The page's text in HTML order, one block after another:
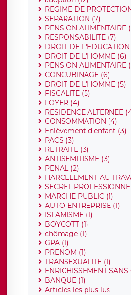
REGIME DE
SEPARATION (7)
PENSION ALIMENTAIRE
RESPONSABILITE (7)
DROIT DE L'EDUCATION
DROIT DE L'HOMME (6)
PENSION ALIMENTAIRE
CONCUBINAGE (6)
DROIT DE L'HOMME (5)
FISCALITE (5)
LOYER (4)
RESIDENCE ALTERNEE
CONSOMMATION (4)
Enlèvement d'enfant (3)
PACS (3)
RETRAITE (3)
ANTISEMITISME (3)
PENAL (2)
HARCELEMENT AU
SECRET
MARCHE PUBLIC (1)
AUTO-ENTREPRISE (1)
ISLAMISME (1)
BOYCOTT (1)
chômage (1)
GPA (1)
PRENOM (1)
TRANSEXUALITE (1)
ENRICHISSEMENT SANS
BANQUE (1)
Articles les plus lus